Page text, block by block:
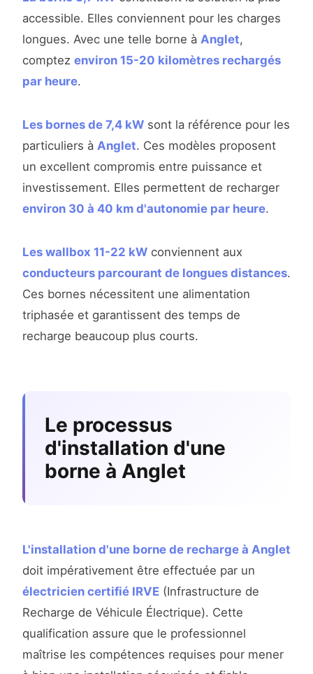
accessible. Elles conviennent pour les charges
longues. Avec une telle borne à Anglet,
comptez environ 15-20 kilomètres rechargés
par heure.
Les bornes de 7,4 kW sont la référence pour les
particuliers à Anglet. Ces modèles proposent
un excellent compromis entre puissance et
investissement. Elles permettent de recharger
environ 30 à 40 km d'autonomie par heure.
Les wallbox 11-22 kW conviennent aux
conducteurs parcourant de longues distances.
Ces bornes nécessitent une alimentation
triphasée et garantissent des temps de
recharge beaucoup plus courts.
Le processus
d'installation d'une
borne à Anglet
L'installation d'une borne de recharge à Anglet
doit impérativement être effectuée par un
électricien certifié IRVE (Infrastructure de
Recharge de Véhicule Électrique). Cette
qualification assure que le professionnel
maîtrise les compétences requises pour mener